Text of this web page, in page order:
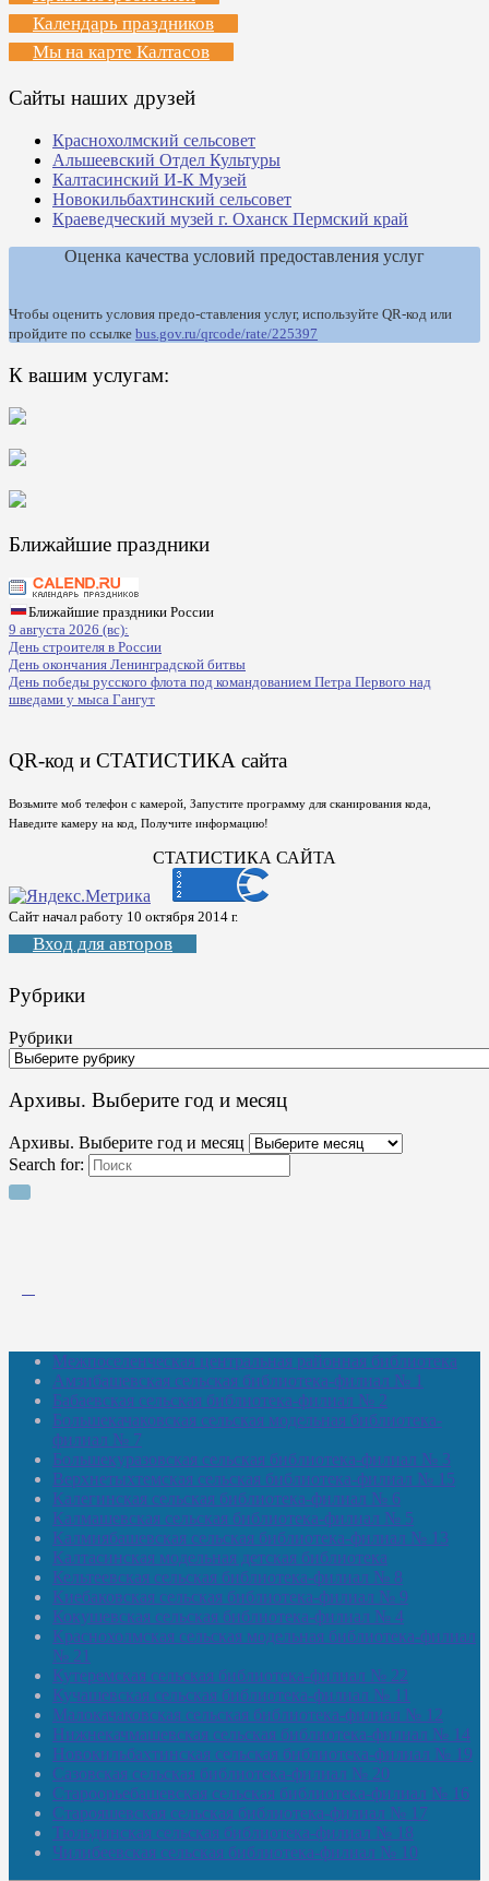
Календарь праздников
Мы на карте Калтасов
Сайты наших друзей
Краснохолмский сельсовет
Альшеевский Отдел Культуры
Калтасинский И-К Музей
Новокильбахтинский сельсовет
Краеведческий музей г. Оханск Пермский край
Оценка качества условий предоставления услуг
Чтобы оценить условия предо-ставления услуг, используйте QR-код или
пройдите по ссылке bus.gov.ru/qrcode/rate/225397
К вашим услугам:
Ближайшие праздники
Ближайшие праздники России
9 августа 2026 (вс):
День строителя в России
День окончания Ленинградской битвы
День победы русского флота под командованием Петра Первого над
шведами у мыса Гангут
QR-код и СТАТИСТИКА сайта
Возьмите моб телефон с камерой, Запустите программу для сканирования кода,
Наведите камеру на код, Получите информацию!
СТАТИСТИКА САЙТА
Сайт начал работу 10 октября 2014 г.
Вход для авторов
Рубрики
Рубрики
Архивы. Выберите год и месяц
Архивы. Выберите год и месяц
Search for:
Межпоселенческая центральная районная библиотека
Амзибашевская сельская библиотека-филиал № 1
Бабаевская сельская библиотека-филиал № 2
Большекачаковская сельская модельная библиотека-
филиал № 7
Большекуразовская сельская библиотека-филиал № 3
Верхнетыхтемская сельская библиотека-филиал № 15
Калегинская сельская библиотека-филиал № 6
Калмашевская сельская библиотека-филиал № 5
Калмиябашевская сельская библиотека-филиал № 13
Калтасинская модельная детская библиотека
Кельтеевская сельская библиотека-филиал № 8
Киебаковская сельская библиотека-филиал № 9
Кокушевская сельская библиотека-филиал № 4
Краснохолмская сельская модельная библиотека-филиал
№ 21
Кутеремская сельская библиотека-филиал № 22
Кучашевская сельская библиотека-филиал № 11
Малокачаковская сельская библиотека-филиал № 12
Нижнекачмашевская сельская библиотека-филиал № 14
Новокильбахтинская сельская библиотека-филиал № 19
Сазовская сельская библиотека-филиал № 20
Староорьебашевская сельская библиотека-филиал № 16
Старояшевская сельская библиотека-филиал № 17
Тюльдинская сельская библиотека-филиал № 18
Чилибеевская сельская библиотека-филиал № 10